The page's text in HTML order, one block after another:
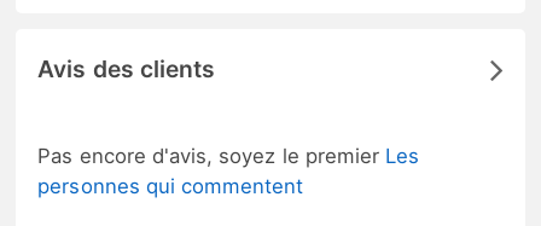
Avis des clients
Pas encore d'avis, soyez le premier Les
personnes qui commentent